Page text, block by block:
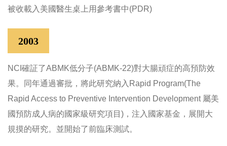
被收載入美國醫生桌上用參考書中(PDR)
2003
NCI確証了ABMK低分子(ABMK-22)對大腸頑症的高預防效
果。同年通過審批，將此研究納入Rapid Program(The
Rapid Access to Preventive Intervention Development 屬美
國預防成人病的國家級研究項目)，注入國家基金，展開大
規摸的研究。並開始了前臨床測試。